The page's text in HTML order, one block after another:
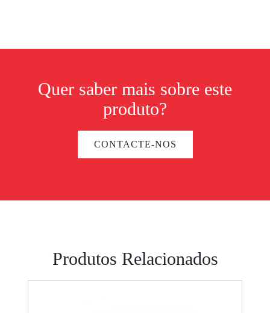
Quer saber mais sobre este
produto?
CONTACTE-NOS
Produtos Relacionados